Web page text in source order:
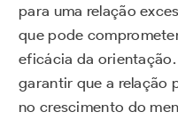
para uma relação
que pode
eficácia da
garantir que a relação
no crescimento do